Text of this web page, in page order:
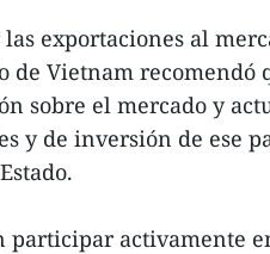
exportaciones al
de Vietnam recomendó
sobre el mercado y
y de inversión de ese
participar activamente